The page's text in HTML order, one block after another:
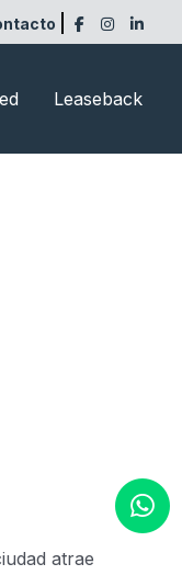
Leaseback
atrae